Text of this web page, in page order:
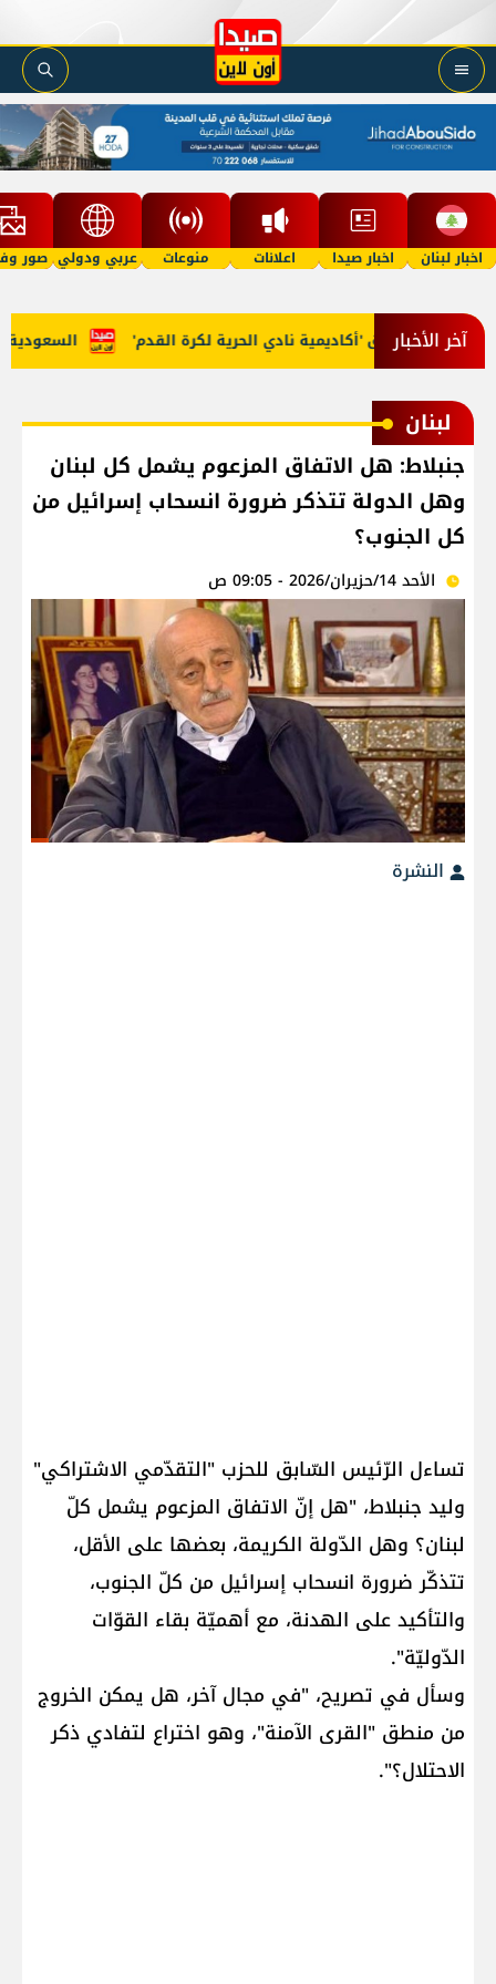
اخبار لبنان اخبار صيدا اعلانات منوعات عربي ودولي صور
آخر الأخبار السعودية مرجان يطلق 'أكاديمية نادي الحرية لكرة القدم'
لبنان
جنبلاط: هل الاتفاق المزعوم يشمل كل لبنان
وهل الدولة تتذكر ضرورة انسحاب إسرائيل من
كل الجنوب؟
الأحد 14/حزيران/2026 - 09:05 ص
النشرة
تساءل الرّئيس السّابق للحزب "التقدّمي الاشتراكي"
​وليد جنبلاط​، "هل إنّ الاتفاق المزعوم يشمل كلّ ​
لبنان​؟ وهل الدّولة الكريمة، بعضها على الأقل،
تتذكّر ضرورة انسحاب إسرائيل من كلّ الجنوب،
والتأكيد على الهدنة، مع أهميّة بقاء القوّات
الدّوليّة".
وسأل في تصريح، "في مجال آخر، هل يمكن الخروج
من منطق "القرى الآمنة"، وهو اختراع لتفادي ذكر
الاحتلال؟".